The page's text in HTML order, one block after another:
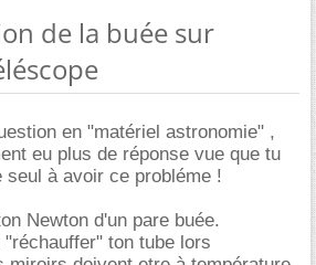
de la buée sur
en "matériel astronomie" ,
eu plus de réponse vue que tu
seul à avoir ce probléme !
Newton d'un pare buée.
ton tube lors